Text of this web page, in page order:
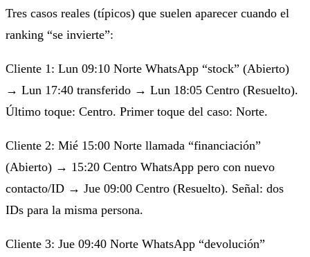
Tres casos reales (típicos) que suelen aparecer cuando el
ranking “se invierte”:
Cliente 1: Lun 09:10 Norte WhatsApp “stock” (Abierto)
→ Lun 17:40 transferido → Lun 18:05 Centro (Resuelto).
Último toque: Centro. Primer toque del caso: Norte.
Cliente 2: Mié 15:00 Norte llamada “financiación”
(Abierto) → 15:20 Centro WhatsApp pero con nuevo
contacto/ID → Jue 09:00 Centro (Resuelto). Señal: dos
IDs para la misma persona.
Cliente 3: Jue 09:40 Norte WhatsApp “devolución”